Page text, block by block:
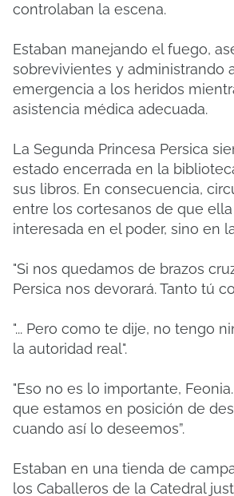
controlaban la escena.
Estaban manejando el fuego,
sobrevivientes y administrando
emergencia a los heridos
asistencia médica adecuada.
La Segunda Princesa Persica
estado encerrada en la
sus libros. En consecuencia,
entre los cortesanos de que
interesada en el poder, sino en
"Si nos quedamos de brazos
Persica nos devorará. Tanto tú
"... Pero como te dije, no tengo
la autoridad real".
"Eso no es lo importante,
que estamos en posición de
cuando así lo deseemos”.
Estaban en una tienda de
los Caballeros de la Catedral